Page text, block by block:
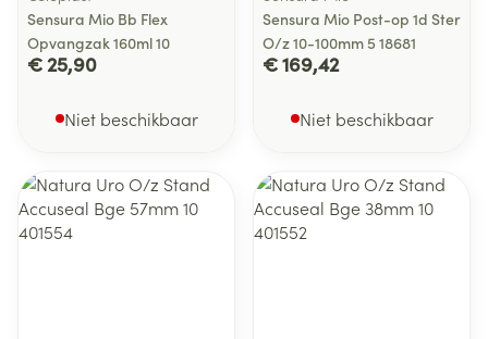
Sensura Mio Bb Flex
Opvangzak 160ml 10
€ 25,90
Niet beschikbaar
Sensura Mio Post-op 1d Ster
O/z 10-100mm 5 18681
€ 169,42
Niet beschikbaar